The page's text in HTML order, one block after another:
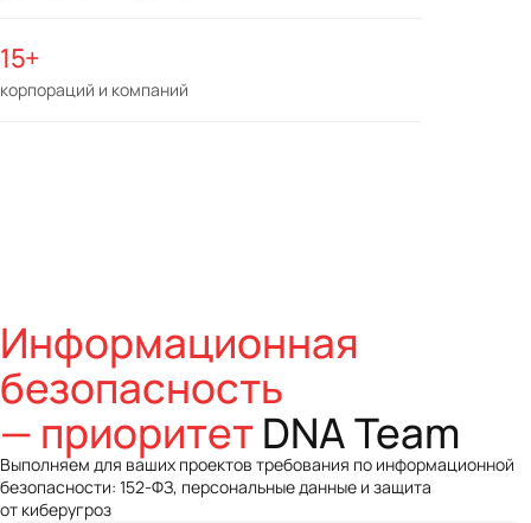
15+
корпораций и компаний
Информационная
безопасность
— приоритетDNA Team
Выполняем для ваших проектов требования по информационной
безопасности: 152-ФЗ, персональные данные и защита
от киберугроз